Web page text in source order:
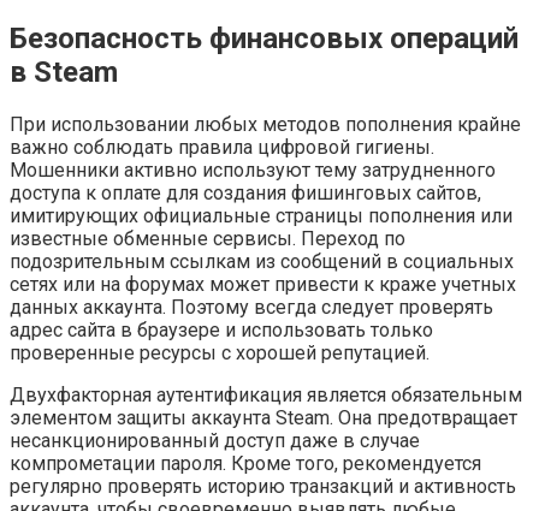
Безопасность финансовых операций
в Steam
При использовании любых методов пополнения крайне
важно соблюдать правила цифровой гигиены.
Мошенники активно используют тему затрудненного
доступа к оплате для создания фишинговых сайтов,
имитирующих официальные страницы пополнения или
известные обменные сервисы. Переход по
подозрительным ссылкам из сообщений в социальных
сетях или на форумах может привести к краже учетных
данных аккаунта. Поэтому всегда следует проверять
адрес сайта в браузере и использовать только
проверенные ресурсы с хорошей репутацией.
Двухфакторная аутентификация является обязательным
элементом защиты аккаунта Steam. Она предотвращает
несанкционированный доступ даже в случае
компрометации пароля. Кроме того, рекомендуется
регулярно проверять историю транзакций и активность